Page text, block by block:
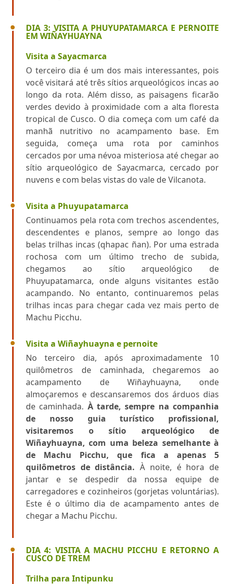
DIA 3: VISITA A PHUYUPATAMARCA E PERNOITE
EM WIÑAYHUAYNA
Visita a Sayacmarca
O terceiro dia é um dos mais interessantes, pois
você visitará até três sítios arqueológicos incas ao
longo da rota. Além disso, as paisagens ficarão
verdes devido à proximidade com a alta floresta
tropical de Cusco. O dia começa com um café da
manhã nutritivo no acampamento base. Em
seguida, começa uma rota por caminhos
cercados por uma névoa misteriosa até chegar ao
sítio arqueológico de Sayacmarca, cercado por
nuvens e com belas vistas do vale de Vilcanota.
Visita a Phuyupatamarca
Continuamos pela rota com trechos ascendentes,
descendentes e planos, sempre ao longo das
belas trilhas incas (qhapac ñan). Por uma estrada
rochosa com um último trecho de subida,
chegamos ao sítio arqueológico de
Phuyupatamarca, onde alguns visitantes estão
acampando. No entanto, continuaremos pelas
trilhas incas para chegar cada vez mais perto de
Machu Picchu.
Visita a Wiñayhuayna e pernoite
No terceiro dia, após aproximadamente 10
quilômetros de caminhada, chegaremos ao
acampamento de Wiñayhuayna, onde
almoçaremos e descansaremos dos árduos dias
de caminhada. À tarde, sempre na companhia
de nosso guia turístico profissional,
visitaremos o sítio arqueológico de
Wiñayhuayna, com uma beleza semelhante à
de Machu Picchu, que fica a apenas 5
quilômetros de distância. À noite, é hora de
jantar e se despedir da nossa equipe de
carregadores e cozinheiros (gorjetas voluntárias).
Este é o último dia de acampamento antes de
chegar a Machu Picchu.
DIA 4: VISITA A MACHU PICCHU E RETORNO A
CUSCO DE TREM
Trilha para Intipunku